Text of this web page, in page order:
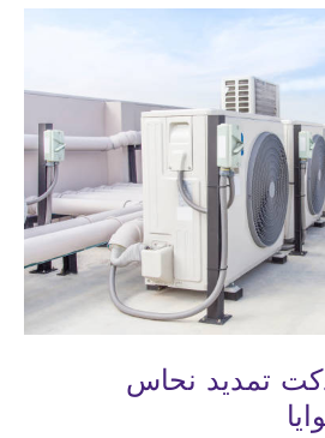
تمديد نحاس